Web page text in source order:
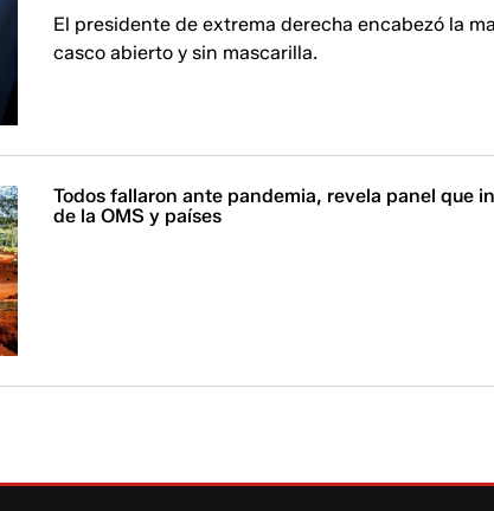
El presidente de extrema derecha encabezó la
casco abierto y sin mascarilla.
Todos fallaron ante pandemia, revela panel que
de la OMS y países